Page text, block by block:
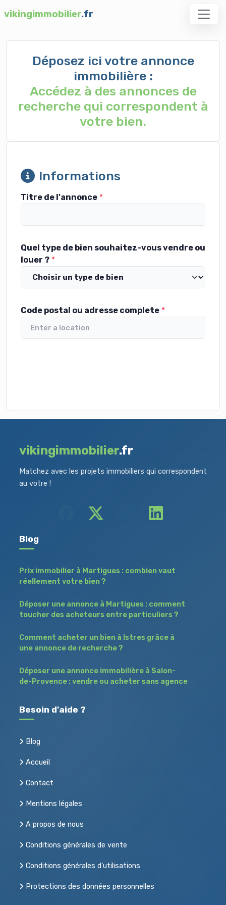
vikingimmobilier.fr
Déposez ici votre annonce
immobilière :
Accédez à des annonces de
recherche qui correspondent à
votre bien.
Informations
Titre de l'annonce
Quel type de bien souhaitez-vous vendre ou
louer ?
Code postal ou adresse complete
vikingimmobilier.fr
Matchez avec les projets immobiliers qui correspondent
au votre !
Blog
Prix immobilier à Martigues : combien vaut
réellement votre bien ?
Déposer une annonce à Martigues : comment
toucher des acheteurs entre particuliers ?
Comment acheter un bien à Istres grâce à
une annonce de recherche ?
Déposer une annonce immobilière à Salon-
de-Provence : vendre ou acheter sans agence
Besoin d'aide ?
Blog
Accueil
Contact
Mentions légales
A propos de nous
Conditions générales de vente
Conditions générales d'utilisations
Protections des données personnelles